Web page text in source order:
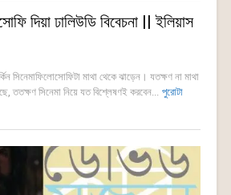
দিয়া ঢালিউডি বিবেচনা || ইলিয়াস
সিনেমাফিলোসোফিটা মাথা থেকে ঝাড়েন। যতক্ষণ না মাথা
ততক্ষণ সিনেমা নিয়ে যত বিশ্লেষণই করবেন... পুরোটা